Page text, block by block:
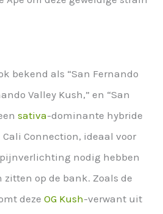
bekend als “San Fernando
Valley Kush,” en “San
sativa-dominante hybride
Connection, ideaal voor
nodig hebben
op de bank. Zoals de
deze OG Kush-verwant uit